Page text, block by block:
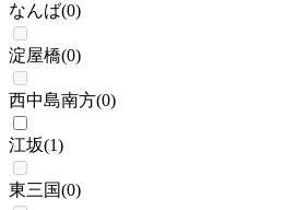
なんば(0)
淀屋橋(0)
西中島南方(0)
江坂(1)
東三国(0)